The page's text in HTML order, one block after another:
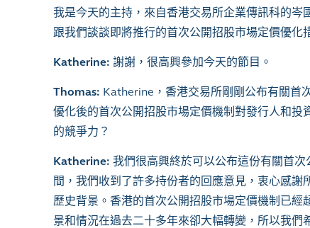
我是今天的主持，來自香港交易所企業傳訊科的
跟我們談談即將推行的首次公開招股市場定價優化
Katherine: 謝謝，很高興參加今天的節目。
Thomas: Katherine，香港交易所剛剛公布有關首
優化後的首次公開招股市場定價機制對發行人和
的競爭力？
Katherine: 我們很高興終於可以公布這份有關首
間，我們收到了許多持份者的回應意見，衷心感
歷史背景。香港的首次公開招股市場定價機制已
景和情況在過去二十多年來卻大幅轉變，所以我